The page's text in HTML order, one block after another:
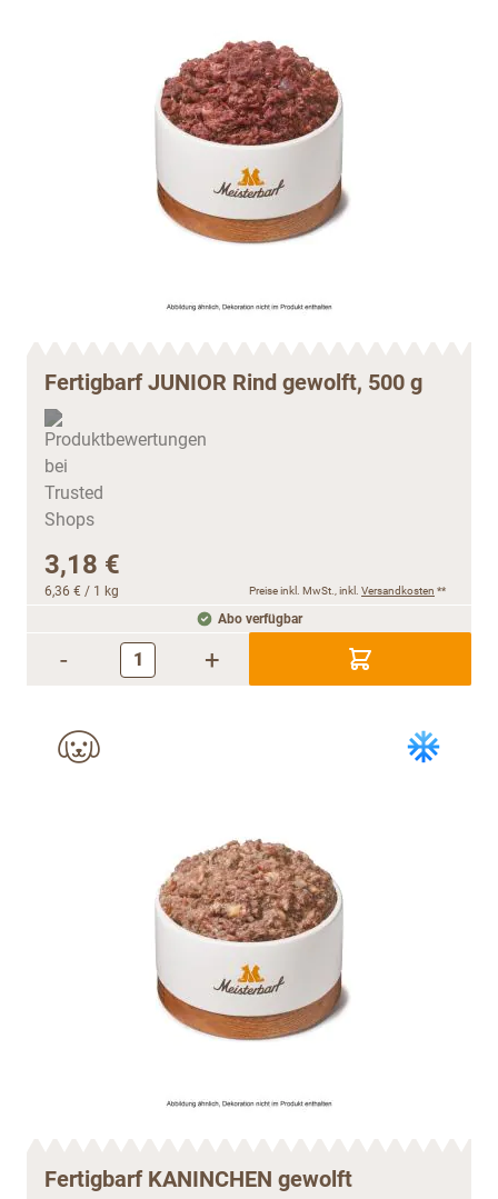
Fertigbarf JUNIOR Rind gewolft, 500 g
3,18 €
6,36 € / 1 kg Preise inkl. MwSt., inkl. Versandkosten **
Abo verfügbar
- +
Fertigbarf KANINCHEN gewolft